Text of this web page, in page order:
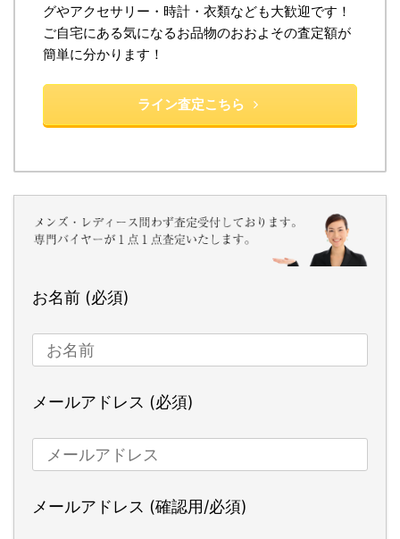
グやアクセサリー・時計・衣類なども大歓迎です！
ご自宅にある気になるお品物のおおよその査定額が
簡単に分かります！
ライン査定こちら
お名前 (必須)
メールアドレス (必須)
メールアドレス (確認用/必須)